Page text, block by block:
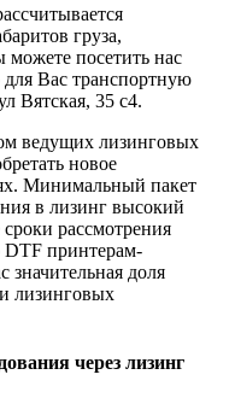
груза,
можете посетить нас
Вас транспортную
Вятская, 35 c4.
ведущих лизинговых
новое
Минимальный пакет
в лизинг высокий
рассмотрения
DTF принтерам-
значительная доля
лизинговых
через лизинг